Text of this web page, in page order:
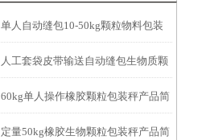
单人自动缝包10-50kg颗粒物料包装
秤厂家
人工套袋皮带输送自动缝包生物质颗
粒包装秤厂家
60kg单人操作橡胶颗粒包装秤产品简
介
定量50kg橡胶生物颗粒包装秤产品简